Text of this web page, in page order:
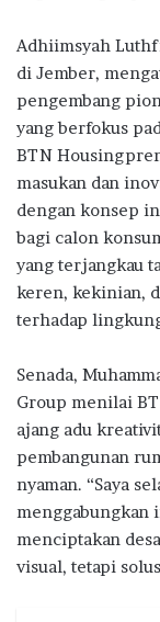
Adhiimsyah
di Jember,
pengembang
yang berfokus
BTN
masukan dan
dengan konsep
bagi calon
yang terjangkau
keren, kekinian,
terhadap
Senada,
Group menilai
ajang adu
pembangunan
nyaman. “Saya
menggabungkan
menciptakan
visual, tetapi